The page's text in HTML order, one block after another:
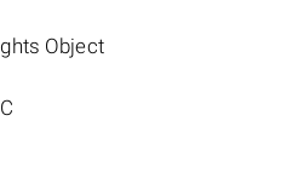
Object